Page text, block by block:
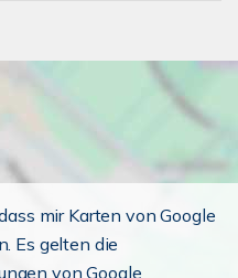
mir Karten von Google
Es gelten die
von Google